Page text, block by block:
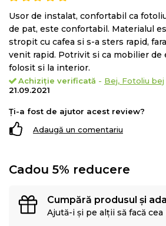
Usor de instalat, confortabil ca
de pat, este confortabil. Materialul
stropit cu cafea si s-a sters rapid,
venit rapid. Potrivit si ca mobilier de
folosit si la interior.
Achiziție verificată - Bej, Fotoliu bej
21.09.2021
Ți-a fost de ajutor acest review?
Adaugă un comentariu
Cadou 5% reducere
Cumpără produsul și
Ajută-i și pe alții să facă